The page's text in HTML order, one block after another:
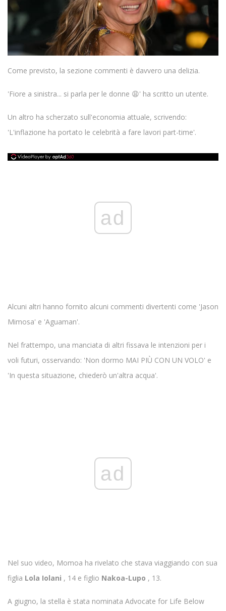
Come previsto, la sezione commenti è davvero una delizia.
'Fiore a sinistra... si parla per le donne 😩' ha scritto un utente.
Un altro ha scherzato sull'economia attuale, scrivendo:
'L'inflazione ha portato le celebrità a fare lavori part-time'.
ad
Alcuni altri hanno fornito alcuni commenti divertenti come 'Jason
Mimosa' e 'Aguaman'.
Nel frattempo, una manciata di altri fissava le intenzioni per i
voli futuri, osservando: 'Non dormo MAI PIÙ CON UN VOLO' e
'In questa situazione, chiederò un'altra acqua'.
ad
Nel suo video, Momoa ha rivelato che stava viaggiando con sua
figlia Lola Iolani , 14 e figlio Nakoa-Lupo , 13.
A giugno, la stella è stata nominata Advocate for Life Below